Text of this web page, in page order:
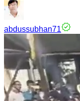
abdussubhan71